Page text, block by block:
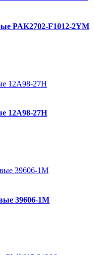
PAK2702-F1012-2YM
12A98-27H
39606-1M